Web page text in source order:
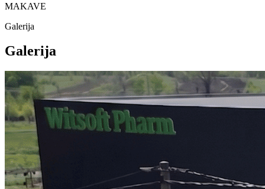
MAKAVE
Galerija
Galerija